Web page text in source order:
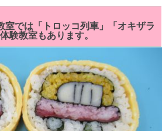
室では「トロッコ列車」「オキザラ
験教室もあります。